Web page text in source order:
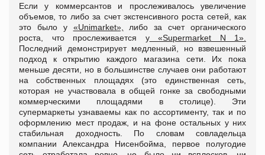
Если у коммерсантов и прослеживалось увеличение
объемов, то либо за счет экстенсивного роста сетей, как
это было у «Unimarket»,
либо за счет органического
роста, что прослеживается у«Supermarket N 1».
Последний демонстрирует медленный, но взвешенный
подход к открытию каждого магазина сети. Их пока
меньше десяти, но в большинстве случаев они работают
на собственных площадях (это единственная сеть,
которая не участвовала в общей гонке за свободными
коммерческими площадями в столице). Эти
супермаркеты узнаваемы как по ассортименту, так и по
оформлению мест продаж, и на фоне остальных у них
стабильная доходность. По словам совладельца
компании Александра Нисенбойма, первое полугодие